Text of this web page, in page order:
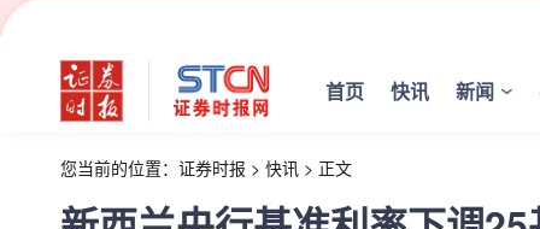
首页 快讯 新闻
您当前的位置： 证券时报 > 快讯 > 正文